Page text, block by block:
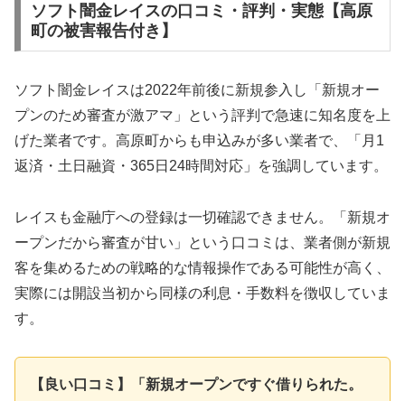
ソフト闇金レイスの口コミ・評判・実態【高原
町の被害報告付き】
ソフト闇金レイスは2022年前後に新規参入し「新規オー
プンのため審査が激アマ」という評判で急速に知名度を上
げた業者です。高原町からも申込みが多い業者で、「月1
返済・土日融資・365日24時間対応」を強調しています。
レイスも金融庁への登録は一切確認できません。「新規オ
ープンだから審査が甘い」という口コミは、業者側が新規
客を集めるための戦略的な情報操作である可能性が高く、
実際には開設当初から同様の利息・手数料を徴収していま
す。
【良い口コミ】「新規オープンですぐ借りられた。